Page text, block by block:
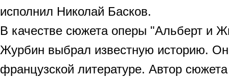
исполнил Николай Басков.
В качестве сюжета оперы "Альберт и
Журбин выбрал известную историю.
французской литературе. Автор